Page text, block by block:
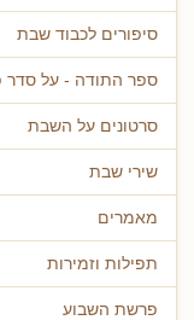
סיפורים לכבוד שבת
ספר התודה - על סדר
סרטונים על השבת
שירי שבת
מאמרים
תפילות וזמירות
פרשת השבוע